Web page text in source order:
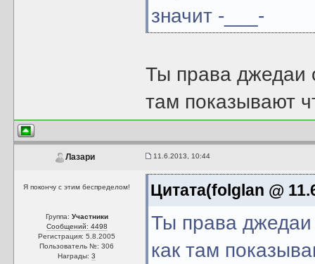
значит -___-
Ты права джедаи
там показывают
Лазари 11.6.2013, 10:44
Я покончу с этим беспределом!
Группа: Участники
Сообщений: 4498
Регистрация: 5.8.2005
Пользователь №: 306
Награды:3
Цитата(folglan @
Ты права джедаи
как там